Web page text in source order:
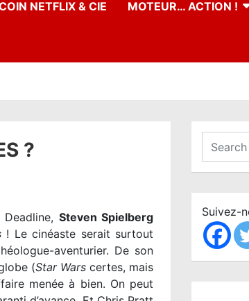
NETFLIX & CIE MOTEUR… ACTION !
?
Steven Spielberg
! Le cinéaste serait surtout
aventurier. De son
(Star Warscertes, mais
menée à bien. On peut
a
c
h
Suivez-